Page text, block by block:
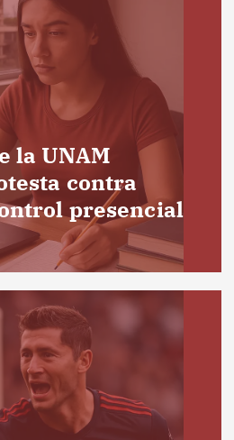
la UNAM
contra
presencial